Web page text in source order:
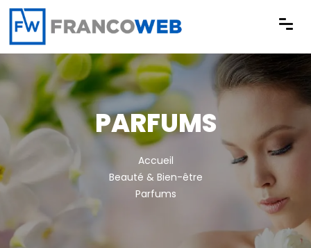
Panneau de gestion des cookies
PARFUMS
Accueil
Beauté & Bien-être
Parfums